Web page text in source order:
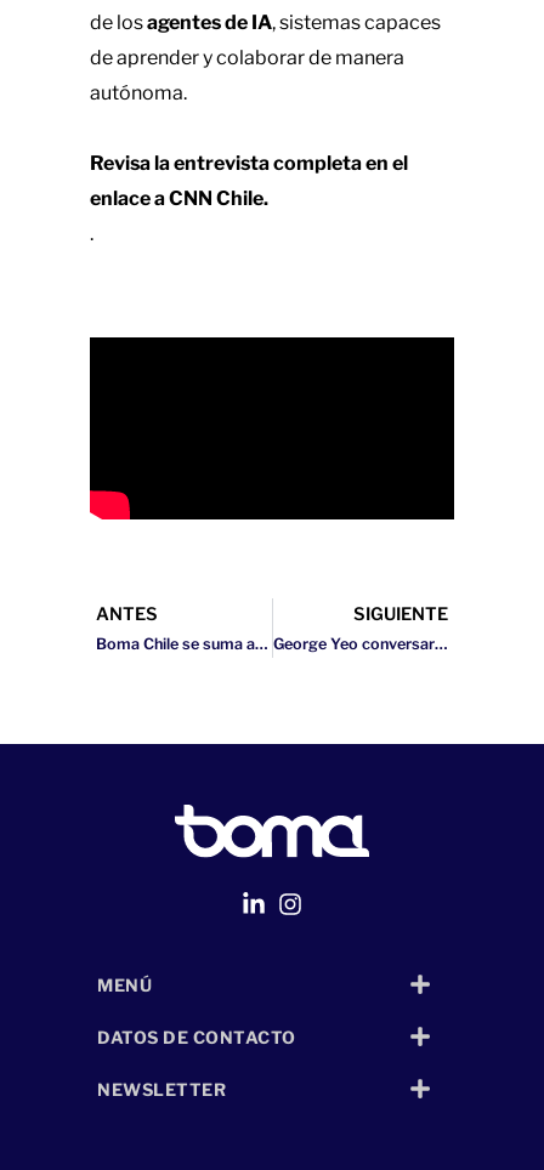
de losagentes de IA, sistemas capaces
de aprender y colaborar de manera
autónoma.
Revisa la entrevista completa en el
enlace a CNN Chile.
.
ANTES
Boma Chile se suma a ColaboraX
SIGUIENTE
George Yeo conversará sobre cómo navegar un mundo multipolar
MENÚ
DATOS DE CONTACTO
NEWSLETTER
Página Web Despliegue Web